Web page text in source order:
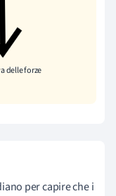
delle forze
per capire che i